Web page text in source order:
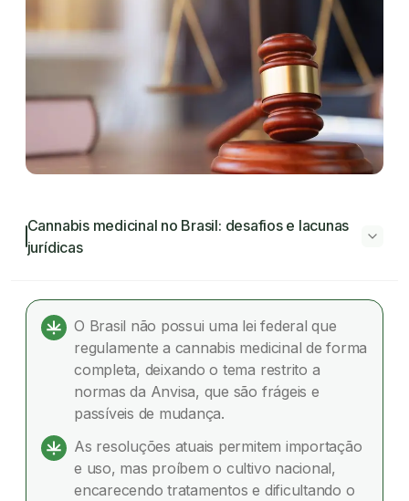
Cannabis medicinal no Brasil: desafios e lacunas
jurídicas
Cannabis medicinal no Brasil: desafios e
lacunas jurídicas
Ausência de lei específica
Insegurança jurídica no uso da cannabis
medicinal
Projetos de lei em andamento
O Brasil não possui uma lei federal que
regulamente a cannabis medicinal de forma
completa, deixando o tema restrito a
normas da Anvisa, que são frágeis e
passíveis de mudança.
As resoluções atuais permitem importação
e uso, mas proíbem o cultivo nacional,
encarecendo tratamentos e dificultando o